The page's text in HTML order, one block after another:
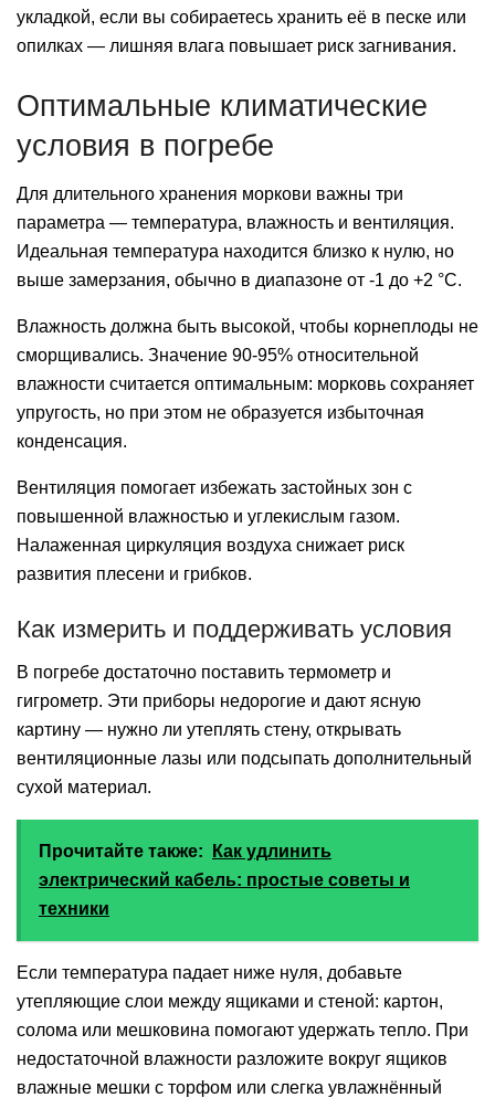
укладкой, если вы собираетесь хранить её в песке или
опилках — лишняя влага повышает риск загнивания.
Оптимальные климатические
условия в погребе
Для длительного хранения моркови важны три
параметра — температура, влажность и вентиляция.
Идеальная температура находится близко к нулю, но
выше замерзания, обычно в диапазоне от -1 до +2 °C.
Влажность должна быть высокой, чтобы корнеплоды не
сморщивались. Значение 90-95% относительной
влажности считается оптимальным: морковь сохраняет
упругость, но при этом не образуется избыточная
конденсация.
Вентиляция помогает избежать застойных зон с
повышенной влажностью и углекислым газом.
Налаженная циркуляция воздуха снижает риск
развития плесени и грибков.
Как измерить и поддерживать условия
В погребе достаточно поставить термометр и
гигрометр. Эти приборы недорогие и дают ясную
картину — нужно ли утеплять стену, открывать
вентиляционные лазы или подсыпать дополнительный
сухой материал.
Прочитайте также:
Как удлинить
электрический кабель: простые советы и
техники
Если температура падает ниже нуля, добавьте
утепляющие слои между ящиками и стеной: картон,
солома или мешковина помогают удержать тепло. При
недостаточной влажности разложите вокруг ящиков
влажные мешки с торфом или слегка увлажнённый